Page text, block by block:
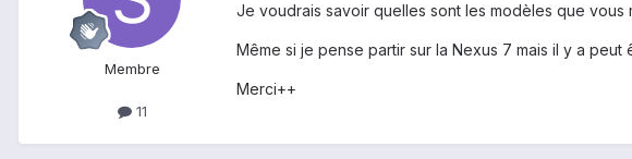
Membre
11
Je voudrais savoir quelles sont les modèles que vous
Même si je pense partir sur la Nexus 7 mais il y a peut
Merci++